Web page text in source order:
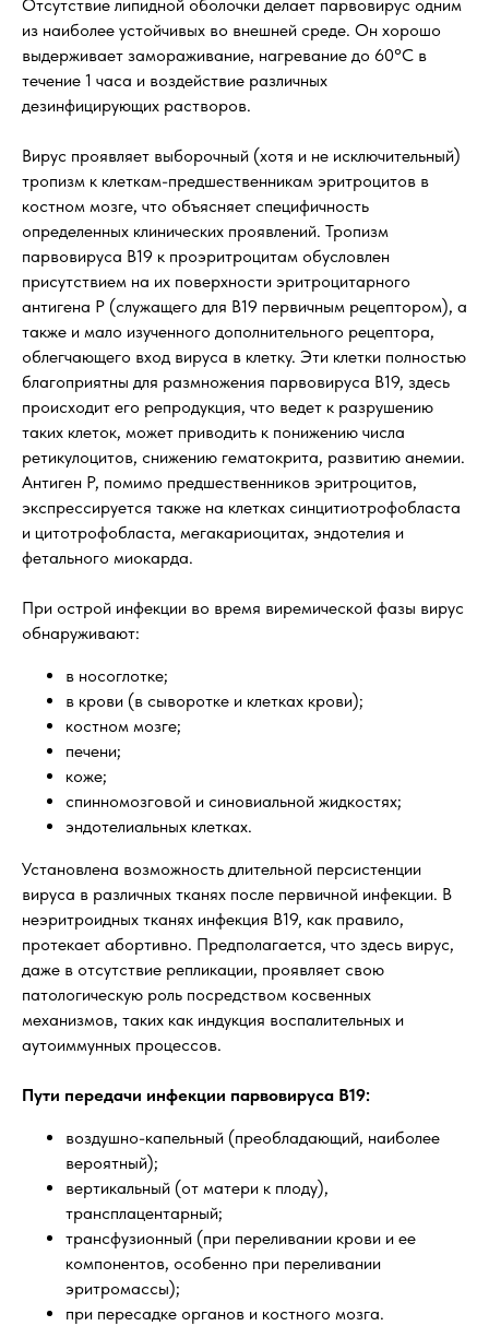
Отсутствие липидной оболочки делает парвовирус одним
из наиболее устойчивых во внешней среде. Он хорошо
выдерживает замораживание, нагревание до 60°С в
течение 1 часа и воздействие различных
дезинфицирующих растворов.
Вирус проявляет выборочный (хотя и не исключительный)
тропизм к клеткам-предшественникам эритроцитов в
костном мозге, что объясняет специфичность
определенных клинических проявлений. Тропизм
парвовируса В19 к проэритроцитам обусловлен
присутствием на их поверхности эритроцитарного
антигена P (служащего для В19 первичным рецептором), а
также и мало изученного дополнительного рецептора,
облегчающего вход вируса в клетку. Эти клетки полностью
благоприятны для размножения парвовируса В19, здесь
происходит его репродукция, что ведет к разрушению
таких клеток, может приводить к понижению числа
ретикулоцитов, снижению гематокрита, развитию анемии.
Антиген P, помимо предшественников эритроцитов,
экспрессируется также на клетках синцитиотрофобласта
и цитотрофобласта, мегакариоцитах, эндотелия и
фетального миокарда.
При острой инфекции во время виремической фазы вирус
обнаруживают:
в носоглотке;
в крови (в сыворотке и клетках крови);
костном мозге;
печени;
коже;
спинномозговой и синовиальной жидкостях;
эндотелиальных клетках.
Установлена возможность длительной персистенции
вируса в различных тканях после первичной инфекции. В
неэритроидных тканях инфекция В19, как правило,
протекает абортивно. Предполагается, что здесь вирус,
даже в отсутствие репликации, проявляет свою
патологическую роль посредством косвенных
механизмов, таких как индукция воспалительных и
аутоиммунных процессов.
Пути передачи инфекции парвовируса В19:
воздушно-капельный (преобладающий, наиболее
вероятный);
вертикальный (от матери к плоду),
трансплацентарный;
трансфузионный (при переливании крови и ее
компонентов, особенно при переливании
эритромассы);
при пересадке органов и костного мозга.